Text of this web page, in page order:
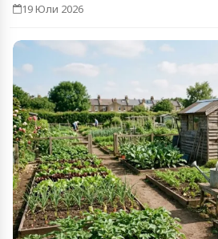
19 Юли 2026